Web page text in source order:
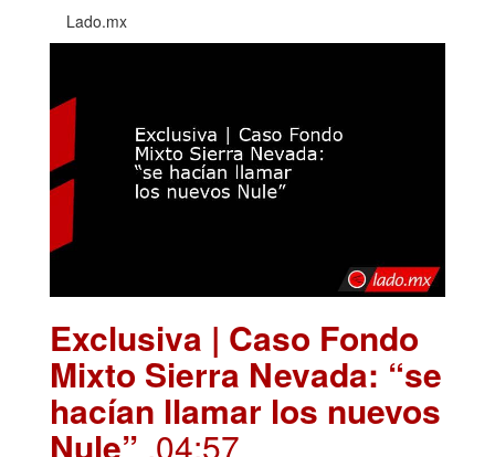
Lado.mx
Exclusiva | Caso Fondo
Mixto Sierra Nevada: “se
hacían llamar los nuevos
Nule” .04:57